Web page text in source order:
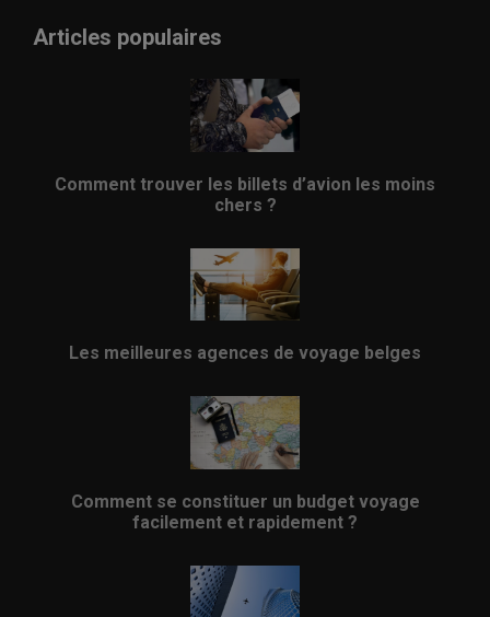
Articles populaires
Comment trouver les billets d’avion les moins
chers ?
Les meilleures agences de voyage belges
Comment se constituer un budget voyage
facilement et rapidement ?